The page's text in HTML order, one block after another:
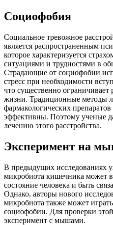
Социофобия
Социальное тревожное
является распространенным
которое характеризуется
ситуациями и трудностями в
Страдающие от социофобии
стресс при необходимости
что существенно ограничивает
жизни. Традиционные методы
фармакологических
эффективны. Поэтому ученые
лечению этого расстройства.
Эксперимент на
В предыдущих исследованиях
микробиота кишечника может
состояние человека и быть
Однако, авторы нового
микробиота также может
социофобии. Для проверки
эксперимент с мышами.